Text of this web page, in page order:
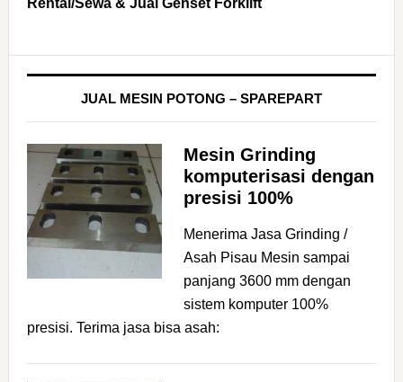
Rental/Sewa & Jual Genset Forklift
JUAL MESIN POTONG – SPAREPART
Mesin Grinding
komputerisasi dengan
presisi 100%
Menerima Jasa Grinding /
Asah Pisau Mesin sampai
panjang 3600 mm dengan
sistem komputer 100%
presisi. Terima jasa bisa asah: